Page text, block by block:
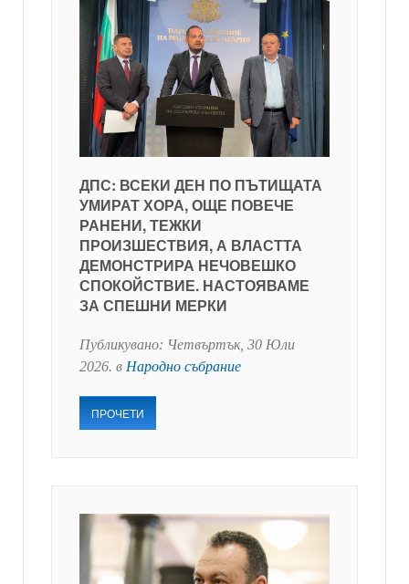
ДПС: ВСЕКИ ДЕН ПО ПЪТИЩАТА
УМИРАТ ХОРА, ОЩЕ ПОВЕЧЕ
РАНЕНИ, ТЕЖКИ
ПРОИЗШЕСТВИЯ, А ВЛАСТТА
ДЕМОНСТРИРА НЕЧОВЕШКО
СПОКОЙСТВИЕ. НАСТОЯВАМЕ
ЗА СПЕШНИ МЕРКИ
Публикувано: Четвъртък, 30 Юли
2026. в Народно събрание
ПРОЧЕТИ